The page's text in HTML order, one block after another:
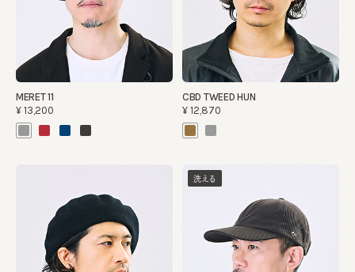
MERET 11
¥13,200
CBD TWEED HUN
¥12,870
洗える